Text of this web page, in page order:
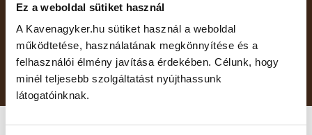
Ez a weboldal sütiket használ
A Kavenagyker.hu sütiket használ a weboldal
működtetése, használatának megkönnyítése és a
felhasználói élmény javítása érdekében. Célunk, hogy
minél teljesebb szolgáltatást nyújthassunk
látogatóinknak.
hírlevelet küldhessen neked új termékekről, akciókról, különleges
FELIRATKOZOK